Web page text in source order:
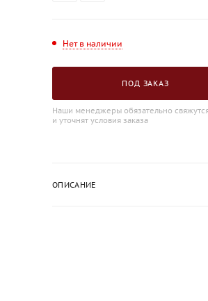
Нет в наличии
ПОД ЗАКАЗ
Наши менеджеры обязательно
и уточнят условия заказа
ОПИСАНИЕ